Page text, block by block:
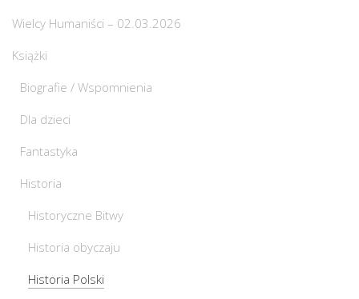
Wielcy Humaniści – 02.03.2026
Książki
Biografie / Wspomnienia
Dla dzieci
Fantastyka
Historia
Historyczne Bitwy
Historia obyczaju
Historia Polski